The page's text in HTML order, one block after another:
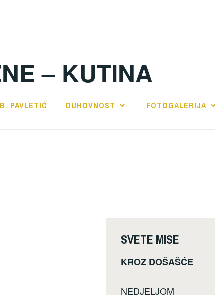
– KUTINA
PAVLETIĆ DUHOVNOST FOTOGALERIJA
SVETE MISE
KROZ DOŠAŠĆE
NEDJELJOM